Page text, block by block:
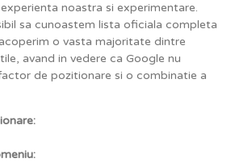
noastra si experimentare.
sa cunoastem lista oficiala completa
o vasta majoritate dintre
avand in vedere ca Google nu
de pozitionare si o combinatie a